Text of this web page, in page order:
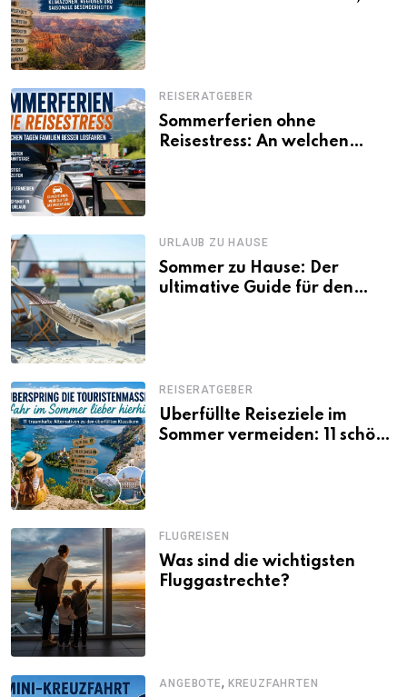
REISERATGEBER
Sommerferien ohne
Reisestress: An welchen
URLAUB ZU HAUSE
Sommer zu Hause: Der
ultimative Guide für den
REISERATGEBER
Überfüllte Reiseziele im
Sommer vermeiden: 11 schöne
FLUGREISEN
Was sind die wichtigsten
Fluggastrechte?
ANGEBOTE, KREUZFAHRTEN